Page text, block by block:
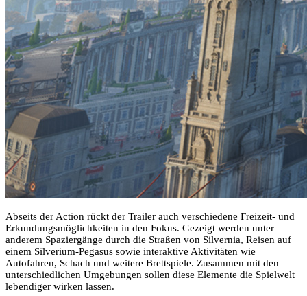
Abseits der Action rückt der Trailer auch verschiedene Freizeit- und
Erkundungsmöglichkeiten in den Fokus. Gezeigt werden unter
anderem Spaziergänge durch die Straßen von Silvernia, Reisen auf
einem Silverium-Pegasus sowie interaktive Aktivitäten wie
Autofahren, Schach und weitere Brettspiele. Zusammen mit den
unterschiedlichen Umgebungen sollen diese Elemente die Spielwelt
lebendiger wirken lassen.